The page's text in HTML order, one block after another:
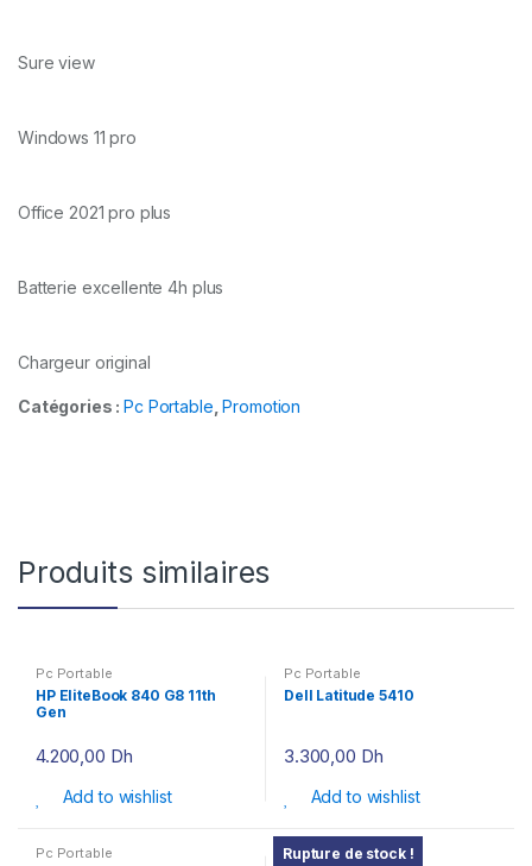
Sure view
Windows 11 pro
Office 2021 pro plus
Batterie excellente 4h plus
Chargeur original
Catégories :Pc Portable ,Promotion
Produits similaires
Pc Portable
HP EliteBook 840 G8 11th
Gen
4.200,00 Dh
Add to wishlist
Pc Portable
Dell Latitude 5410
3.300,00 Dh
Add to wishlist
Pc Portable Rupture de stock !
Pc Portable